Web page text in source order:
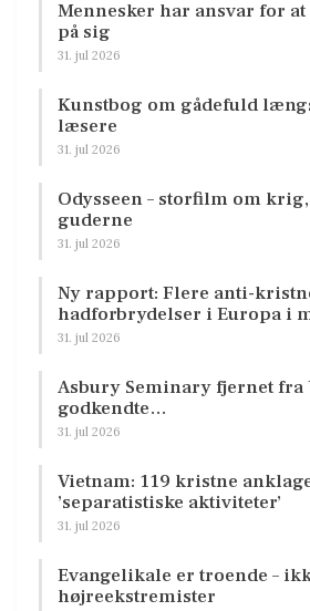
Mennesker har ansvar for at
på sig
31. jul 2026
Kunstbog om gådefuld
læsere
31. jul 2026
Odysseen – storfilm om
guderne
31. jul 2026
Ny rapport: Flere anti-
hadforbrydelser i Europa i
31. jul 2026
Asbury Seminary fjernet fra
godkendte…
31. jul 2026
Vietnam: 119 kristne
’separatistiske aktiviteter’
31. jul 2026
Evangelikale er troende –
højreekstremister